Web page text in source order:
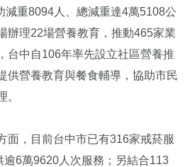
減重8094人、總減重達4萬5108公
辦理22場營養教育，推動465家業
台中自106年率先設立社區營養推
供營養教育與餐食輔導，協助市民
。
面，目前台中市已有316家戒菸服
6萬9620人次服務；另結合113